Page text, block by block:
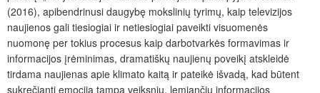
(2016), apibendrinusi daugybę mokslinių tyrimų, kaip televizijos
naujienos gali tiesiogiai ir netiesiogiai paveikti visuomenės
nuomonę per tokius procesus kaip darbotvarkės formavimas ir
informacijos įrėminimas, dramatiškų naujienų poveikį atskleidė
tirdama naujienas apie klimato kaitą ir pateikė išvadą, kad būtent
sukrečianti emocija tampa veiksniu, lemiančiu informacijos